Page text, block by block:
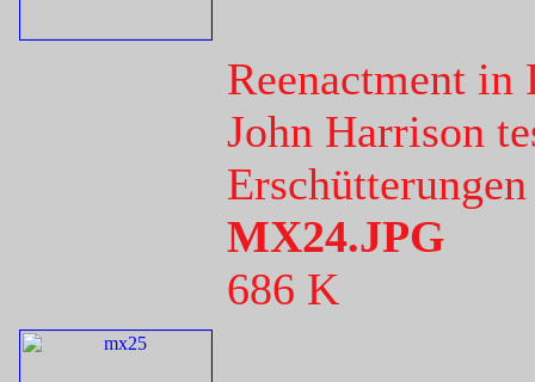
Reenactment in
John Harrison
MX24.JPG
686 K